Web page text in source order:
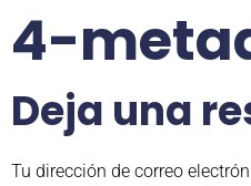
4-
Deja una
Tu dirección de correo